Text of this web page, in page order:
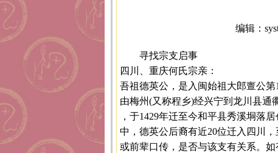
编辑：
寻找宗支启事
四川、重庆何氏宗亲：
吾祖德英公，是入闽始祖大郎亶公
由梅州(又称程乡)经兴宁到龙川县通
，于1429年迁至今和平县秀溪垌落
中，德英公后裔有近20位迁入四川
或前辈口传，是否与该支有关系。